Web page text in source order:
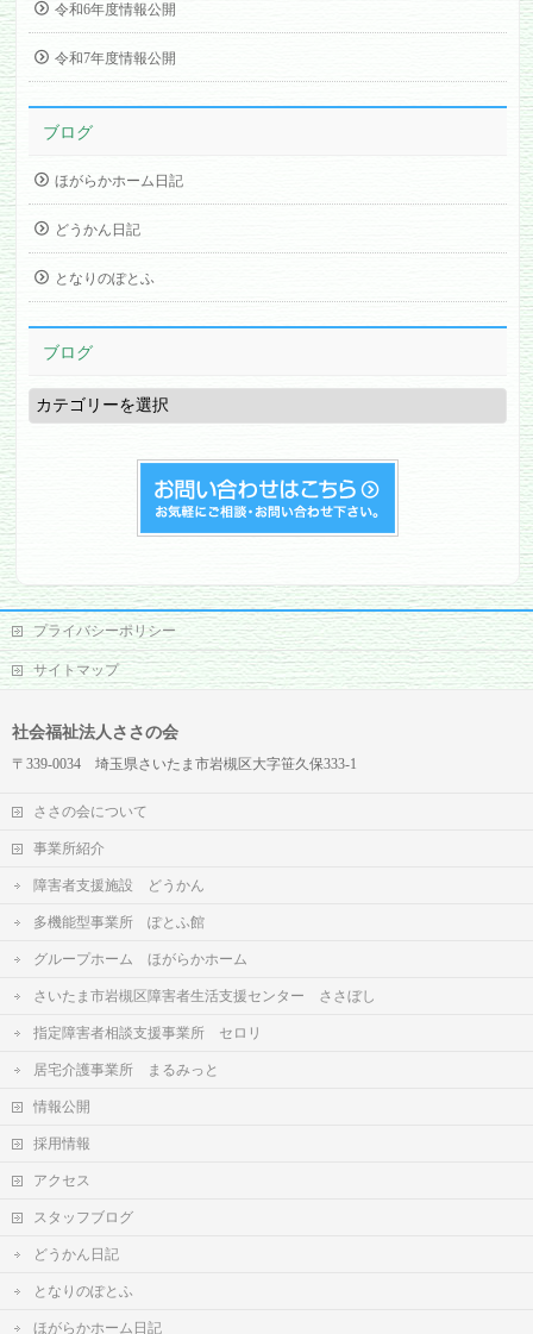
令和6年度情報公開
令和7年度情報公開
ブログ
ほがらかホーム日記
どうかん日記
となりのぽとふ
ブログ
ブ
ロ
グ
プライバシーポリシー
サイトマップ
社会福祉法人ささの会
〒339-0034 埼玉県さいたま市岩槻区大字笹久保333-1
ささの会について
事業所紹介
障害者支援施設 どうかん
多機能型事業所 ぽとふ館
グループホーム ほがらかホーム
さいたま市岩槻区障害者生活支援センター ささぼし
指定障害者相談支援事業所 セロリ
居宅介護事業所 まるみっと
情報公開
採用情報
アクセス
スタッフブログ
どうかん日記
となりのぽとふ
ほがらかホーム日記